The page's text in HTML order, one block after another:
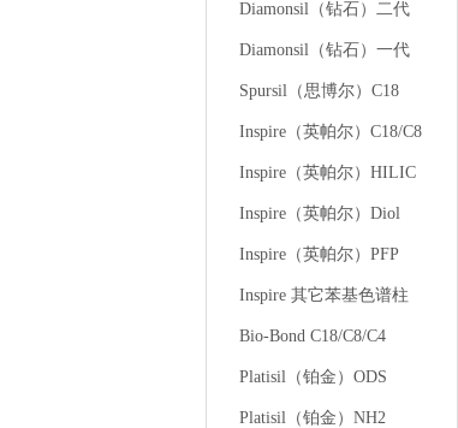
Diamonsil（钻石）二代
Diamonsil（钻石）一代
Spursil（思博尔）C18
Inspire（英帕尔）C18/C8
Inspire（英帕尔）HILIC
Inspire（英帕尔）Diol
Inspire（英帕尔）PFP
Inspire 其它苯基色谱柱
Bio-Bond C18/C8/C4
Platisil（铂金）ODS
Platisil（铂金）NH2